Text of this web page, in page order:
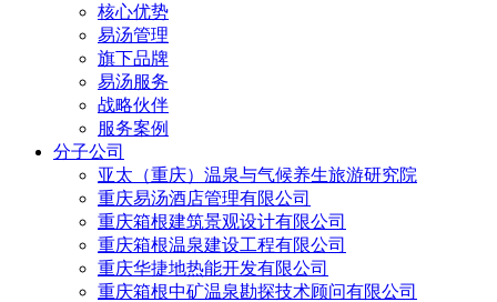
核心优势
易汤管理
旗下品牌
易汤服务
战略伙伴
服务案例
分子公司
亚太（重庆）温泉与气候养生旅游研究院
重庆易汤酒店管理有限公司
重庆箱根建筑景观设计有限公司
重庆箱根温泉建设工程有限公司
重庆华捷地热能开发有限公司
重庆箱根中矿温泉勘探技术顾问有限公司